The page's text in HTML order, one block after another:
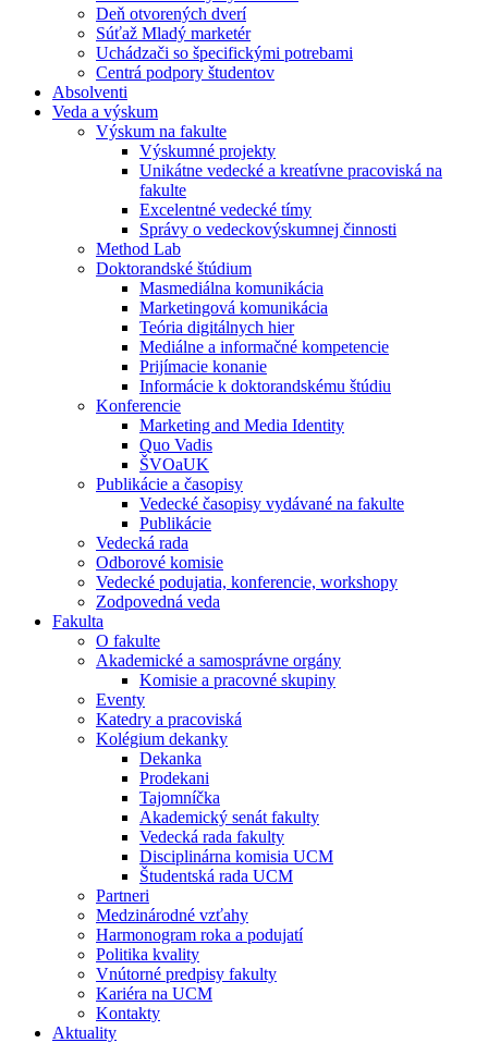
Deň otvorených dverí
Súťaž Mladý marketér
Uchádzači so špecifickými potrebami
Centrá podpory študentov
Absolventi
Veda a výskum
Výskum na fakulte
Výskumné projekty
Unikátne vedecké a kreatívne pracoviská na
fakulte
Excelentné vedecké tímy
Správy o vedeckovýskumnej činnosti
Method Lab
Doktorandské štúdium
Masmediálna komunikácia
Marketingová komunikácia
Teória digitálnych hier
Mediálne a informačné kompetencie
Prijímacie konanie
Informácie k doktorandskému štúdiu
Konferencie
Marketing and Media Identity
Quo Vadis
ŠVOaUK
Publikácie a časopisy
Vedecké časopisy vydávané na fakulte
Publikácie
Vedecká rada
Odborové komisie
Vedecké podujatia, konferencie, workshopy
Zodpovedná veda
Fakulta
O fakulte
Akademické a samosprávne orgány
Komisie a pracovné skupiny
Eventy
Katedry a pracoviská
Kolégium dekanky
Dekanka
Prodekani
Tajomníčka
Akademický senát fakulty
Vedecká rada fakulty
Disciplinárna komisia UCM
Študentská rada UCM
Partneri
Medzinárodné vzťahy
Harmonogram roka a podujatí
Politika kvality
Vnútorné predpisy fakulty
Kariéra na UCM
Kontakty
Aktuality